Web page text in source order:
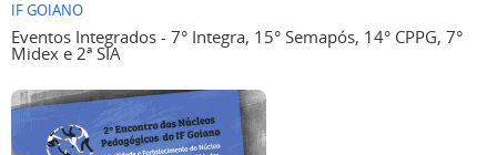
IF GOIANO
Eventos Integrados - 7° Integra, 15° Semapós, 14° CPPG, 7°
Midex e 2ª SIA